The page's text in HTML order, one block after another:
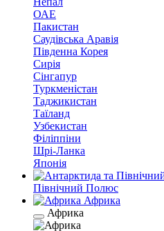
ОАЕ
Пакистан
Саудівська Аравія
Південна Корея
Сирія
Сінгапур
Туркменістан
Таджикистан
Таїланд
Узбекистан
Філіппіни
Шрі-Ланка
Японія
Північний Полюс
Африка
Африка